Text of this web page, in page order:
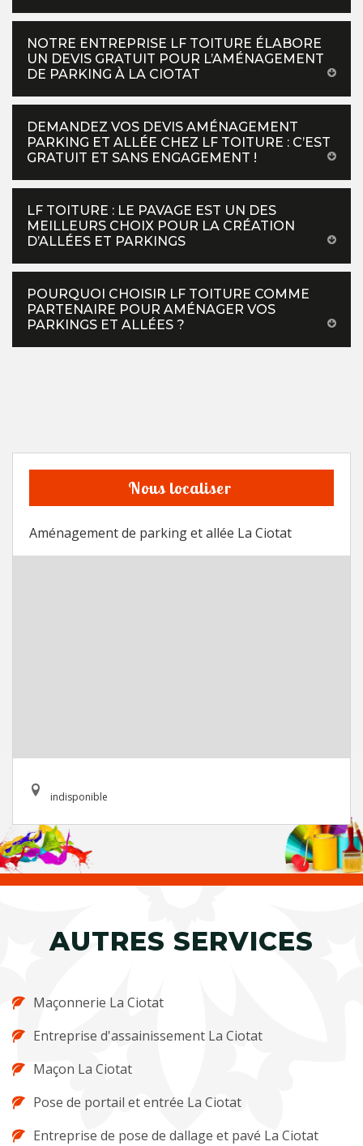
NOTRE ENTREPRISE LF TOITURE ÉLABORE
UN DEVIS GRATUIT POUR L’AMÉNAGEMENT
DE PARKING À LA CIOTAT
DEMANDEZ VOS DEVIS AMÉNAGEMENT
PARKING ET ALLÉE CHEZ LF TOITURE : C’EST
GRATUIT ET SANS ENGAGEMENT !
LF TOITURE : LE PAVAGE EST UN DES
MEILLEURS CHOIX POUR LA CRÉATION
D’ALLÉES ET PARKINGS
POURQUOI CHOISIR LF TOITURE COMME
PARTENAIRE POUR AMÉNAGER VOS
PARKINGS ET ALLÉES ?
Nous localiser
Aménagement de parking et allée La Ciotat
indisponible
AUTRES SERVICES
Maçonnerie La Ciotat
Entreprise d'assainissement La Ciotat
Maçon La Ciotat
Pose de portail et entrée La Ciotat
Entreprise de pose de dallage et pavé La Ciotat